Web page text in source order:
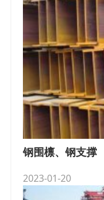
钢围檩、钢支撑
2023-01-20